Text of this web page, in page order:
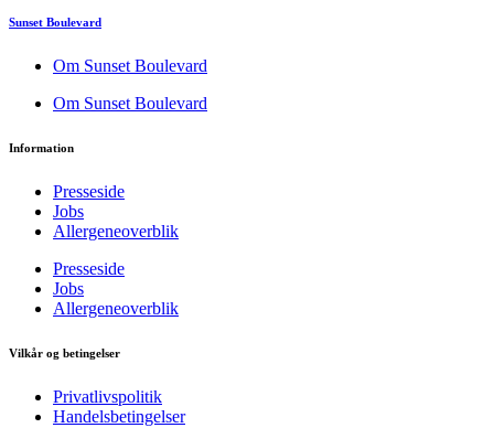
Sunset Boulevard
Om Sunset Boulevard
Om Sunset Boulevard
Information
Presseside
Jobs
Allergeneoverblik
Presseside
Jobs
Allergeneoverblik
Vilkår og betingelser
Privatlivspolitik
Handelsbetingelser